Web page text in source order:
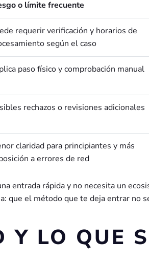
o límite frecuente
requerir verificación y horarios de
según el caso
paso físico y comprobación manual
rechazos o revisiones adicionales
claridad para principiantes y más
a errores de red
entrada rápida y no necesita un
que el método que te deja entrar no
Y LO QUE